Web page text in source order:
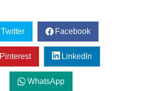
Twitter Facebook
Pinterest LinkedIn
WhatsApp